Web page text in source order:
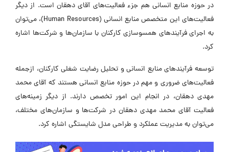
در حوزه منابع انسانی هم جزء فعالیت‌های آقای دهقان است. از دیگر
فعالیت‌های این متخصص منابع انسانی (Human Resources)، می‌توان
به اجرای فرآیندهای همسوسازی کارکنان با سازمان‌ها و شرکت‌ها اشاره
کرد.
توسعه فرآیندهای منابع انسانی و تحلیل رضایت شغلی کارکنان، ازجمله
فعالیت‌های ضروری و مهم در حوزه منابع انسانی هستند که آقای محمد
مهدی دهقان، در انجام این امور تخصص دارند. از دیگر زمینه‌های
فعالیت آقای محمد مهدی دهقان در شرکت‌ها و سازمان‌های مختلف،
می‌توان به مدیریت عملکرد و طراحی مدل شایستگی اشاره کرد.